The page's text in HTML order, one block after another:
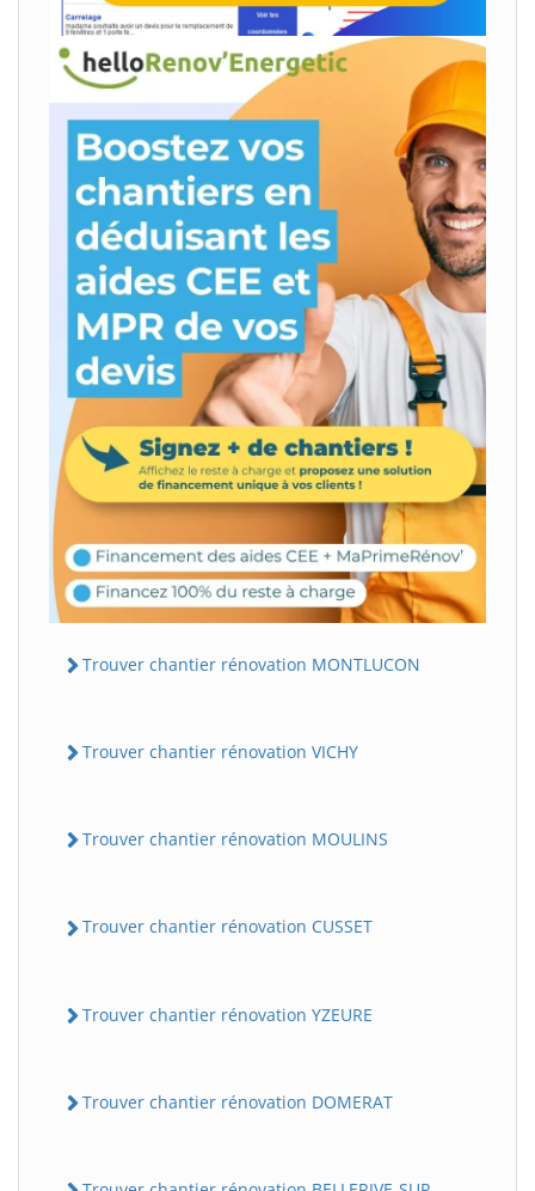
Trouver chantier rénovation MONTLUCON
Trouver chantier rénovation VICHY
Trouver chantier rénovation MOULINS
Trouver chantier rénovation CUSSET
Trouver chantier rénovation YZEURE
Trouver chantier rénovation DOMERAT